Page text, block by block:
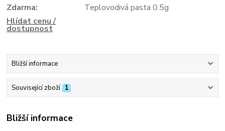
Zdarma:
Teplovodivá pasta 0.5g
Hlídat cenu /
dostupnost
Bližší informace
Související zboží 1
Bližší informace